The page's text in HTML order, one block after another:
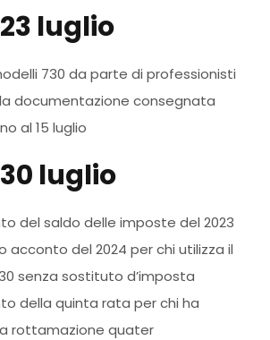
luglio
730 da parte di professionisti
documentazione consegnata
al 15 luglio
luglio
del saldo delle imposte del 2023
acconto del 2024 per chi utilizza il
senza sostituto d’imposta
della quinta rata per chi ha
rottamazione quater